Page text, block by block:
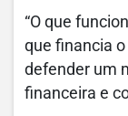
“O que
que financia
defender um
financeira e